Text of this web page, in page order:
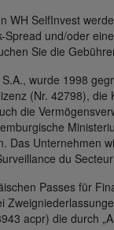
WH SelfInvest
Spread und/oder
Sie die
wurde 1998
(Nr. 42798), die
die
Das Unternehmen
du
Passes für
acpr) die durch